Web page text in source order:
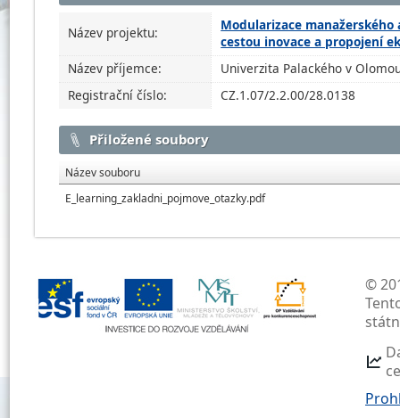
Název projektu:
Modularizace
cestou inovace a propojení
Název příjemce:
Univerzita Palackého v
Registrační číslo:
CZ.1.07/2.2.00/28.0138
Přiložené soubory
Název souboru
E_learning_zakladni_pojmove_otazky.pdf
©